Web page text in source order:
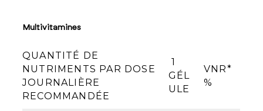
Multivitamines
QUANTITÉ DE
NUTRIMENTS PAR DOSE
JOURNALIÈRE
RECOMMANDÉE
1
GÉL
ULE
VNR*
%